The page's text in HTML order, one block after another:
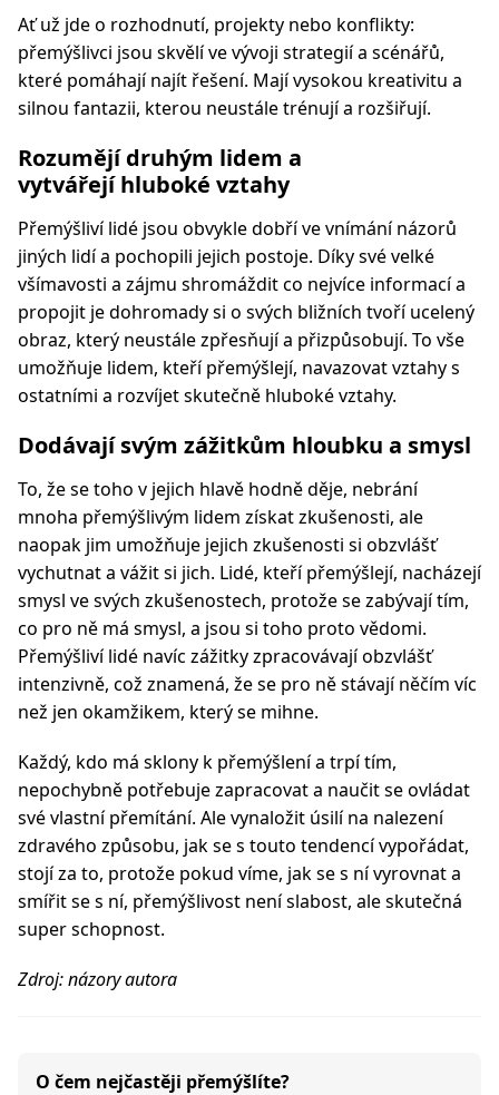
Ať už jde o rozhodnutí, projekty nebo konflikty:
přemýšlivci jsou skvělí ve vývoji strategií a scénářů,
které pomáhají najít řešení. Mají vysokou kreativitu a
silnou fantazii, kterou neustále trénují a rozšiřují.
Rozumějí druhým lidem a
vytvářejí hluboké vztahy
Přemýšliví lidé jsou obvykle dobří ve vnímání názorů
jiných lidí a pochopili jejich postoje. Díky své velké
všímavosti a zájmu shromáždit co nejvíce informací a
propojit je dohromady si o svých bližních tvoří ucelený
obraz, který neustále zpřesňují a přizpůsobují. To vše
umožňuje lidem, kteří přemýšlejí, navazovat vztahy s
ostatními a rozvíjet skutečně hluboké vztahy.
Dodávají svým zážitkům hloubku a smysl
To, že se toho v jejich hlavě hodně děje, nebrání
mnoha přemýšlivým lidem získat zkušenosti, ale
naopak jim umožňuje jejich zkušenosti si obzvlášť
vychutnat a vážit si jich. Lidé, kteří přemýšlejí, nacházejí
smysl ve svých zkušenostech, protože se zabývají tím,
co pro ně má smysl, a jsou si toho proto vědomi.
Přemýšliví lidé navíc zážitky zpracovávají obzvlášť
intenzivně, což znamená, že se pro ně stávají něčím víc
než jen okamžikem, který se mihne.
Každý, kdo má sklony k přemýšlení a trpí tím,
nepochybně potřebuje zapracovat a naučit se ovládat
své vlastní přemítání. Ale vynaložit úsilí na nalezení
zdravého způsobu, jak se s touto tendencí vypořádat,
stojí za to, protože pokud víme, jak se s ní vyrovnat a
smířit se s ní, přemýšlivost není slabost, ale skutečná
super schopnost.
Zdroj: názory autora
O čem nejčastěji přemýšlíte?